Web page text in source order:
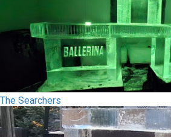
The Searchers